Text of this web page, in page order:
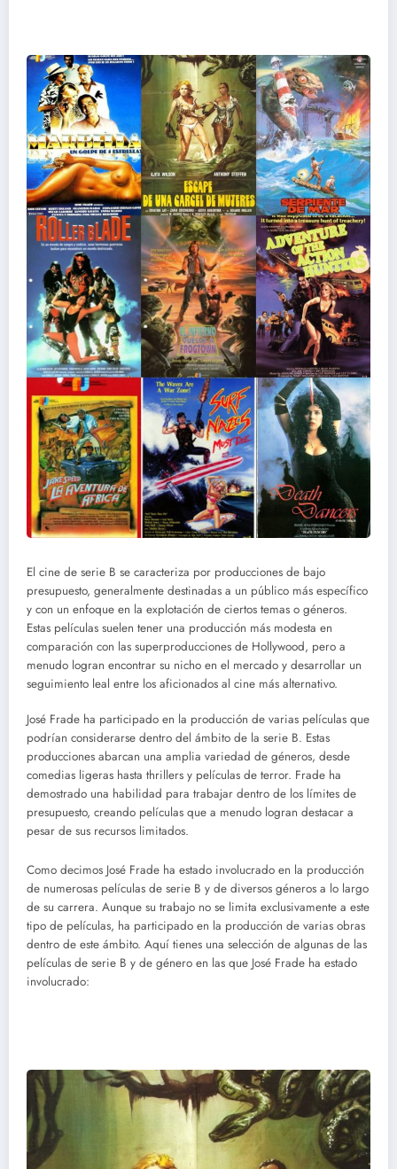
El cine de serie B se caracteriza por producciones de bajo
presupuesto, generalmente destinadas a un público más específico
y con un enfoque en la explotación de ciertos temas o géneros.
Estas películas suelen tener una producción más modesta en
comparación con las superproducciones de Hollywood, pero a
menudo logran encontrar su nicho en el mercado y desarrollar un
seguimiento leal entre los aficionados al cine más alternativo.
José Frade ha participado en la producción de varias películas que
podrían considerarse dentro del ámbito de la serie B. Estas
producciones abarcan una amplia variedad de géneros, desde
comedias ligeras hasta thrillers y películas de terror. Frade ha
demostrado una habilidad para trabajar dentro de los límites de
presupuesto, creando películas que a menudo logran destacar a
pesar de sus recursos limitados.
Como decimos José Frade ha estado involucrado en la producción
de numerosas películas de serie B y de diversos géneros a lo largo
de su carrera. Aunque su trabajo no se limita exclusivamente a este
tipo de películas, ha participado en la producción de varias obras
dentro de este ámbito. Aquí tienes una selección de algunas de las
películas de serie B y de género en las que José Frade ha estado
involucrado: